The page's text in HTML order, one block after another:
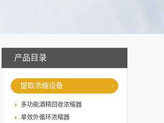
产品目录
提取浓缩设备
多功能酒精回收浓缩器
单效外循环浓缩器